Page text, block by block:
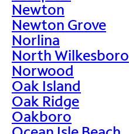
Newton
Newton Grove
Norlina
North Wilkesboro
Norwood
Oak Island
Oak Ridge
Oakboro